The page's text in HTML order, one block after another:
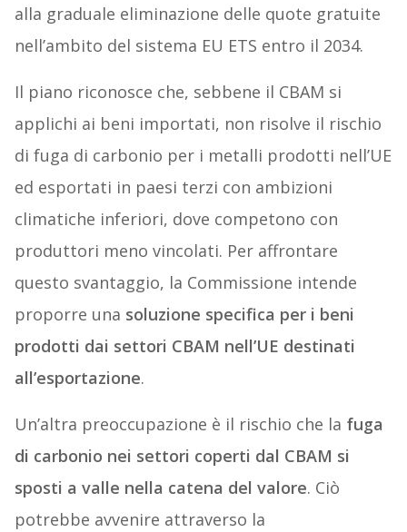
alla graduale eliminazione delle quote gratuite
nell’ambito del sistema EU ETS entro il 2034.
Il piano riconosce che, sebbene il CBAM si
applichi ai beni importati, non risolve il rischio
di fuga di carbonio per i metalli prodotti nell’UE
ed esportati in paesi terzi con ambizioni
climatiche inferiori, dove competono con
produttori meno vincolati. Per affrontare
questo svantaggio, la Commissione intende
proporre una soluzione specifica per i beni
prodotti dai settori CBAM nell’UE destinati
all’esportazione.
Un’altra preoccupazione è il rischio che la fuga
di carbonio nei settori coperti dal CBAM si
sposti a valle nella catena del valore. Ciò
potrebbe avvenire attraverso la